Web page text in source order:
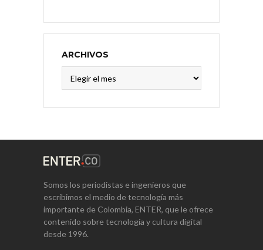
ARCHIVOS
Somos los periodistas e ingenieros que
escribimos el medio de tecnología más
importante de Colombia, ENTER, que le ofrece
contenido sobre tecnología y cultura digital
desde 1996.